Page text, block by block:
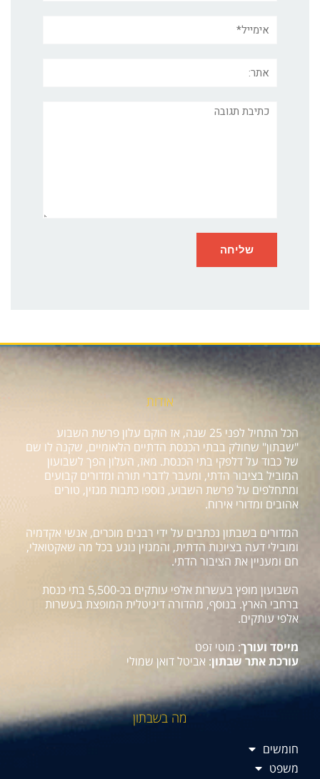
תגובה
אודות
הכל התחיל לפני 25 שנה, אז הוקם עלון פרשת השבוע
"שבתון" שחולק בבתי הכנסת הדתיים הלאומיים, שקנה לו שם
של כבוד על דלפקי בתי הכנסת. מאז, העלון הפך לשבועון
המוביל בציבור הדתי, ומעבר לדברי תורה ומדורים קבועים
ומתחלפים על פרשת השבוע, נוספו כתבות מגזין, טורים
אהובים ומדורי אירוח.
המדורים בשבתון נכתבים על ידי רבנים מוכרים, אנשי אקדמיה
ומובילי דעה בציונות הדתית, והמגזין נוגע בכל מה שאקטואלי,
חם ומעניין את הציבור הדתי.
השבועון מופץ בעשרות אלפי עותקים בכ-5,500 בתי כנסת
ברחבי הארץ. בנוסף, מהדורה דיגיטלית המופצת בעשרות
אלפי עותקים.
מייסד ועורך: מוטי זפט
עורכת אתר שבתון: אביטל דואן שמולי
מה בשבתון
חומשים
משפט